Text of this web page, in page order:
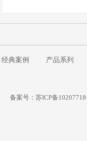
经典案例 产品系列
备案号：苏ICP备